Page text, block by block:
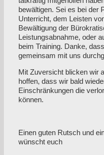
bewältigen. Sei es bei der
Unterricht, dem Leisten
Bewältigung der
Leistungsabnahme, oder
beim Training. Danke,
gemeinsam mit uns
Mit Zuversicht blicken wir
hoffen, dass wir bald
Einschränkungen die
können.
Einen guten Rutsch und
wünscht euch